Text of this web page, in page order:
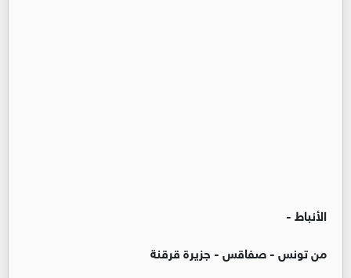
الأنباط -
من تونس - صفاقس - جزيرة قرقنة